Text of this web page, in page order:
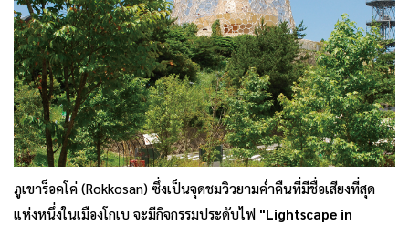
ภูเขาร็อคโค่ (Rokkosan) ซึ่งเป็นจุดชมวิวยามค่ำคืนที่มีชื่อเสียงที่สุด
แห่งหนึ่งในเมืองโกเบ จะมีกิจกรรมประดับไฟ "Lightscape in